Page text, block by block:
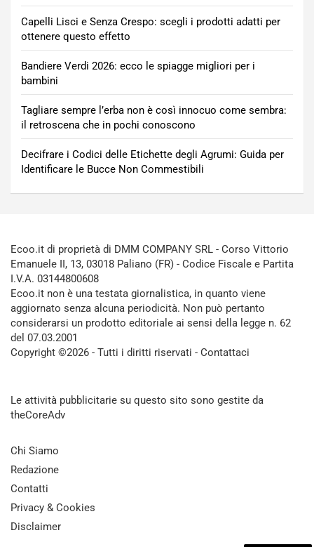
Capelli Lisci e Senza Crespo: scegli i prodotti adatti per
ottenere questo effetto
Bandiere Verdi 2026: ecco le spiagge migliori per i
bambini
Tagliare sempre l’erba non è così innocuo come sembra:
il retroscena che in pochi conoscono
Decifrare i Codici delle Etichette degli Agrumi: Guida per
Identificare le Bucce Non Commestibili
Ecoo.it di proprietà di DMM COMPANY SRL - Corso Vittorio
Emanuele II, 13, 03018 Paliano (FR) - Codice Fiscale e Partita
I.V.A. 03144800608
Ecoo.it non è una testata giornalistica, in quanto viene
aggiornato senza alcuna periodicità. Non può pertanto
considerarsi un prodotto editoriale ai sensi della legge n. 62
del 07.03.2001
Copyright ©2026 - Tutti i diritti riservati - Contattaci
Le attività pubblicitarie su questo sito sono gestite da
theCoreAdv
Chi Siamo
Redazione
Contatti
Privacy & Cookies
Disclaimer